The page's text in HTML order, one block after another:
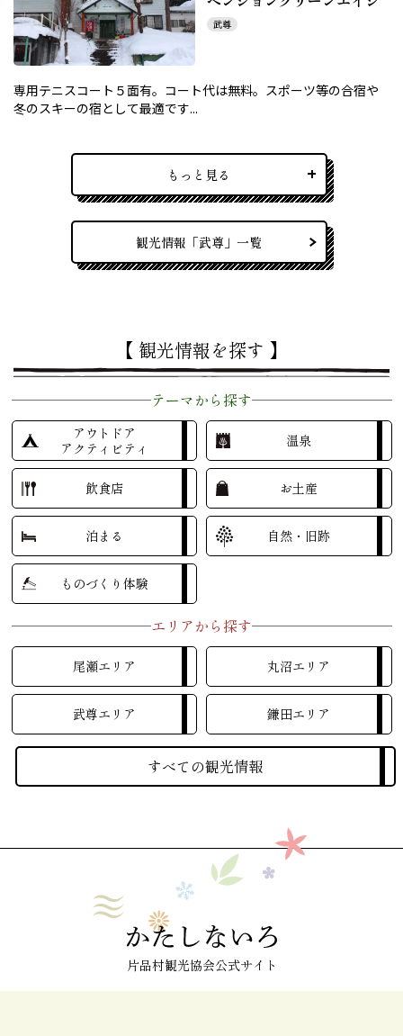
武尊
専用テニスコート５面有。コート代は無料。スポーツ等の合宿や
冬のスキーの宿として最適です...
もっと見る
観光情報「武尊」一覧
【 観光情報を探す 】
テーマから探す
アウトドア
アクティビティ
温泉
泊まる 自然・旧跡
飲食店 お土産
ものづくり体験
エリアから探す
尾瀬エリア 丸沼エリア
武尊エリア 鎌田エリア
すべての観光情報
片品村観光協会公式サイト